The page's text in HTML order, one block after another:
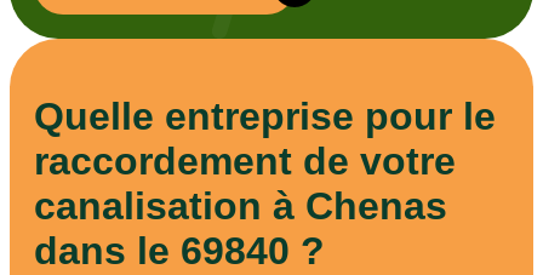
Quelle entreprise pour le
raccordement de votre
canalisation à Chenas
dans le 69840 ?